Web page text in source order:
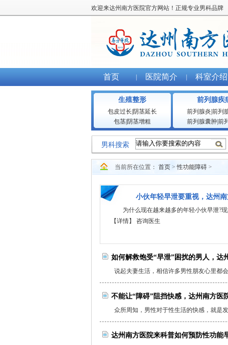
欢迎来达州南方医院官方网站！正规专业男科品牌
首页 医院简介 科室介绍
生殖整形
包皮过长 阴茎延长
包茎| 阴茎增粗
前列腺疾
前列腺炎 前列
前列腺囊肿前
男科搜索
当前所在位置： 首页 >性功能障碍 >
小伙年轻早泄要重视，达州
为什么现在越来越多的年轻小伙早泄?
【详情】
咨询医生
如何解救饱受“早泄”困扰的男人，达
说起夫妻生活，相信许多男性朋友心里都
不能让“障碍”阻挡快感，达州南方医
众所周知，男性对于性生活的快感，就是
达州南方医院来科普如何预防性功能